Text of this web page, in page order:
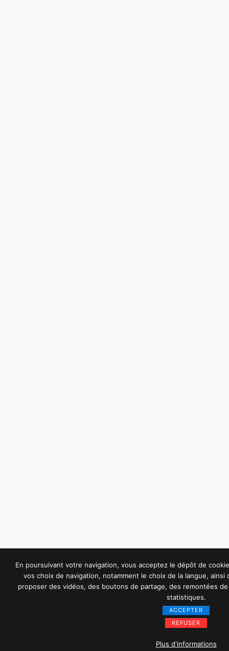
En poursuivant votre navigation, vous acceptez le dépôt de
vos choix de navigation, notamment le choix de la langue,
proposer des vidéos, des boutons de partage, des remontées
statistiques.
ACCEPTER
REFUSER
Plus d'informations